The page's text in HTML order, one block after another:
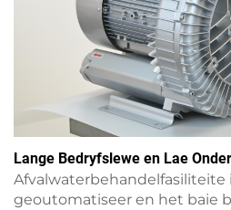
Lange Bedryfslewe en Lae
Afvalwaterbehandelfasiliteite
geoutomatiseer en het baie